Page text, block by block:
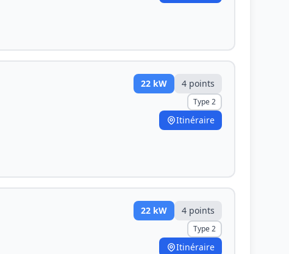
22 kW 4 points
Type 2
Itinéraire
22 kW 4 points
Type 2
Itinéraire